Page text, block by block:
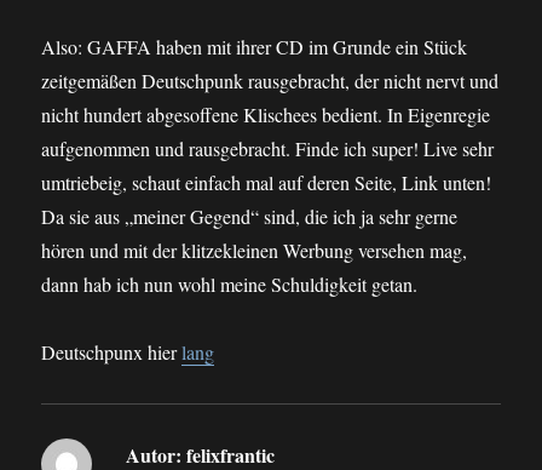
Also: GAFFA haben mit ihrer CD im Grunde ein Stück
zeitgemäßen Deutschpunk rausgebracht, der nicht nervt und
nicht hundert abgesoffene Klischees bedient. In Eigenregie
aufgenommen und rausgebracht. Finde ich super! Live sehr
umtriebeig, schaut einfach mal auf deren Seite, Link unten!
Da sie aus „meiner Gegend“ sind, die ich ja sehr gerne
hören und mit der klitzekleinen Werbung versehen mag,
dann hab ich nun wohl meine Schuldigkeit getan.
Deutschpunx hierlang
Autor: felixfrantic